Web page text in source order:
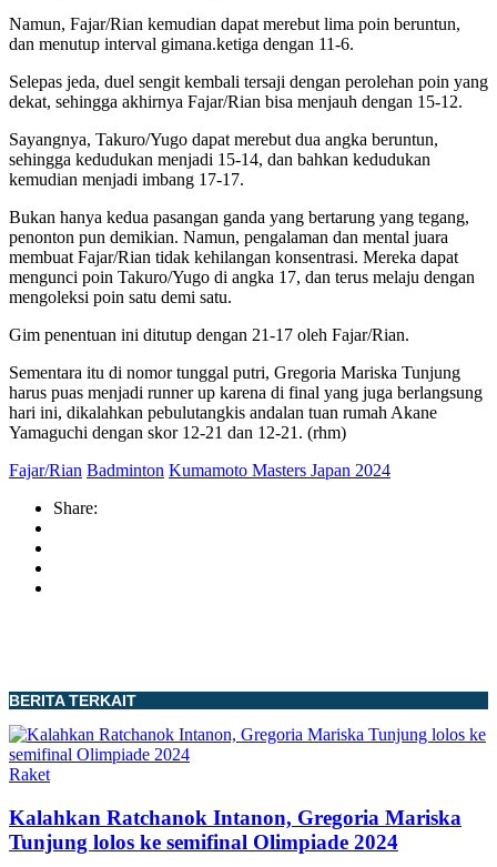
Namun, Fajar/Rian kemudian dapat merebut lima poin beruntun,
dan menutup interval gimana.ketiga dengan 11-6.
Selepas jeda, duel sengit kembali tersaji dengan perolehan poin yang
dekat, sehingga akhirnya Fajar/Rian bisa menjauh dengan 15-12.
Sayangnya, Takuro/Yugo dapat merebut dua angka beruntun,
sehingga kedudukan menjadi 15-14, dan bahkan kedudukan
kemudian menjadi imbang 17-17.
Bukan hanya kedua pasangan ganda yang bertarung yang tegang,
penonton pun demikian. Namun, pengalaman dan mental juara
membuat Fajar/Rian tidak kehilangan konsentrasi. Mereka dapat
mengunci poin Takuro/Yugo di angka 17, dan terus melaju dengan
mengoleksi poin satu demi satu.
Gim penentuan ini ditutup dengan 21-17 oleh Fajar/Rian.
Sementara itu di nomor tunggal putri, Gregoria Mariska Tunjung
harus puas menjadi runner up karena di final yang juga berlangsung
hari ini, dikalahkan pebulutangkis andalan tuan rumah Akane
Yamaguchi dengan skor 12-21 dan 12-21. (rhm)
Fajar/Rian Badminton Kumamoto Masters Japan 2024
Share:
BERITA TERKAIT
Raket
Kalahkan Ratchanok Intanon, Gregoria Mariska
Tunjung lolos ke semifinal Olimpiade 2024